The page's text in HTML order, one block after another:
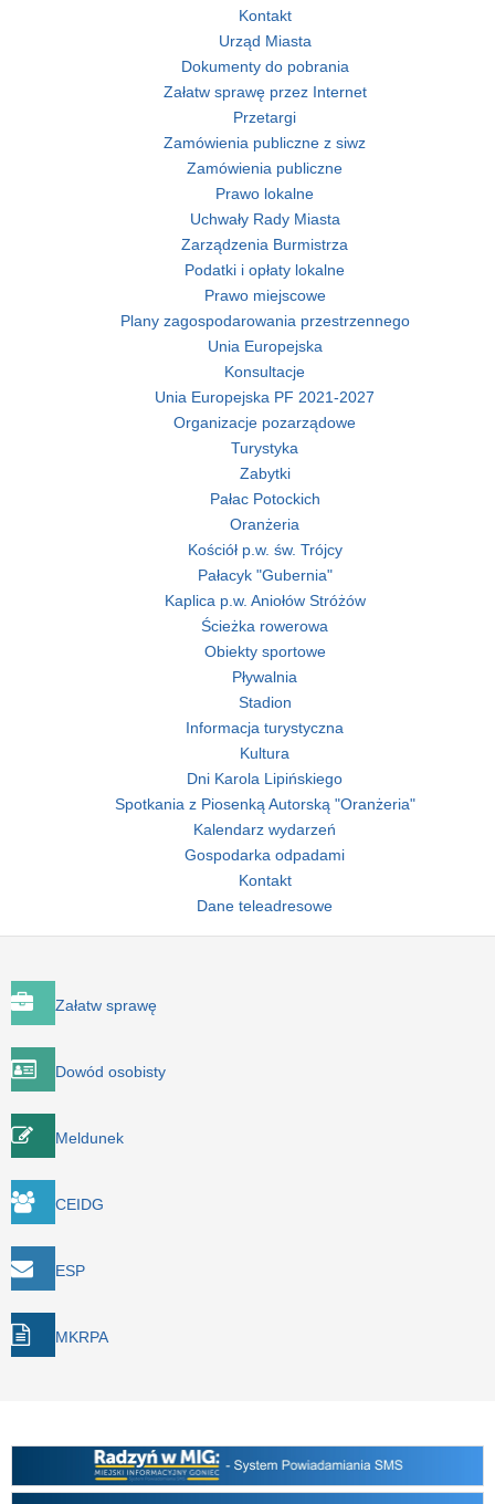
Kontakt
Urząd Miasta
Dokumenty do pobrania
Załatw sprawę przez Internet
Przetargi
Zamówienia publiczne z siwz
Zamówienia publiczne
Prawo lokalne
Uchwały Rady Miasta
Zarządzenia Burmistrza
Podatki i opłaty lokalne
Prawo miejscowe
Plany zagospodarowania przestrzennego
Unia Europejska
Konsultacje
Unia Europejska PF 2021-2027
Organizacje pozarządowe
Turystyka
Zabytki
Pałac Potockich
Oranżeria
Kościół p.w. św. Trójcy
Pałacyk "Gubernia"
Kaplica p.w. Aniołów Stróżów
Ścieżka rowerowa
Obiekty sportowe
Pływalnia
Stadion
Informacja turystyczna
Kultura
Dni Karola Lipińskiego
Spotkania z Piosenką Autorską "Oranżeria"
Kalendarz wydarzeń
Gospodarka odpadami
Kontakt
Dane teleadresowe
Załatw sprawę
Dowód osobisty
Meldunek
CEIDG
ESP
MKRPA